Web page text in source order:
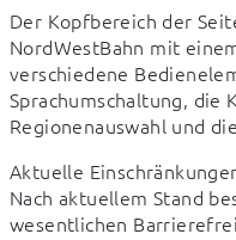
Der Kopfbereich der
NordWestBahn mit
verschiedene
Sprachumschaltung, die
Regionenauswahl und
Aktuelle
Nach aktuellem Stand
wesentlichen